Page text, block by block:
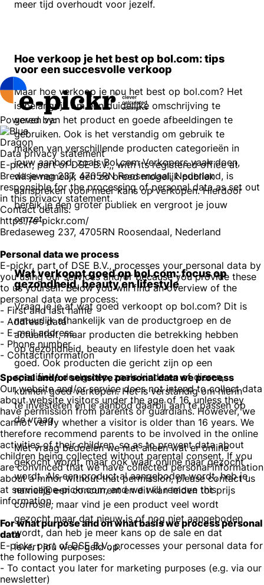
meer tijd overhoudt voor jezelf.
Hoe verkoop je het best op bol.com: tips
voor een succesvolle verkoop
Maar hoe verkoop je nou het best op bol.com? Het
is belangrijk om een duidelijke omschrijving te
geven van het product en goede afbeeldingen te
gebruiken. Ook is het verstandig om gebruik te
maken van verschillende producten categorieën in
jouw aanbod. zoals Bol.com Verkopers vaak doen,
wil je namelijk een zo breed mogelijk publiek
aanspreken voor meer kans op verkopen. Hierdoor
bereik je een groter publiek en vergroot je jouw
omzet.
Wat verkoopt goed op bol.com: focus op
gezondheid, beauty en lifestyle
Vraag je je af wat goed verkoopt op bol.com? Dit is
natuurlijk afhankelijk van de productgroep en de
actualiteit, maar producten die betrekking hebben
op gezondheid, beauty en lifestyle doen het vaak
goed. Ook producten die gericht zijn op een
specifieke doelgroep, zoals kinderen of dieren,
kunnen goed verkopen. Het is verstandig om hierin
te investeren en je aanbod daarbij aan te passen op
de vraag.
Met vraag bedoelen we niet alleen wat er online
gekocht wordt, maar ook waar online naar gezocht
wordt. Als een product al aangeboden wordt, heb je
namelijk een concurrent en dit kan leiden tot prijs
corrosie, maar vind je een product veel wordt
gezocht maar dat nieuw is of nog niet aangeboden
wordt, dan heb je meer kans op de sale en dat
levert jou weer geld op.
Powered by:
Data privacy statement
E-pickr, part of DSE B.V.,, with its registered office at
Bredaseweg 237, 4705RN Roosendaal, Nederland, is
responsible for the processing of personal data as set out
in this privacy statement.
Contact details:
https://e-pickr.com/
Bredaseweg 237, 4705RN Roosendaal, Nederland
Personal data we process
E-pickr, part of DSE B.V., processes your personal data by
you using our services and/or because you provide these
to us yourself. Below you will find an overview of the
personal data we process:
- First and last name
- Address data
- E-mail address
- Phone number
- Contactinformation
Special and/or sensitive personal data we process
Our website and/or service does not intend to collect data
about website visitors under the age of 16, unless they
have permission from parents or guardians. However, we
cannot verify whether a visitor is older than 16 years. We
therefore recommend parents to be involved in the online
activities of their children, so as to prevent data about
children being collected without parental consent. If you
are convinced that we have collected personal information
about a minor without that permission, please contact us
at service@e-pickr.com, and we will remove this
information.
For what purpose and on what basis we process personal
data
E-pickr, part of DSE B.V., processes your personal data for
the following purposes:
- To contact you later for marketing purposes (e.g. via our
newsletter)